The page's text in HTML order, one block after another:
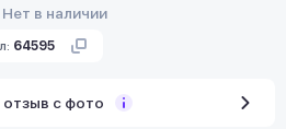
Нет в наличии
64595
с фото